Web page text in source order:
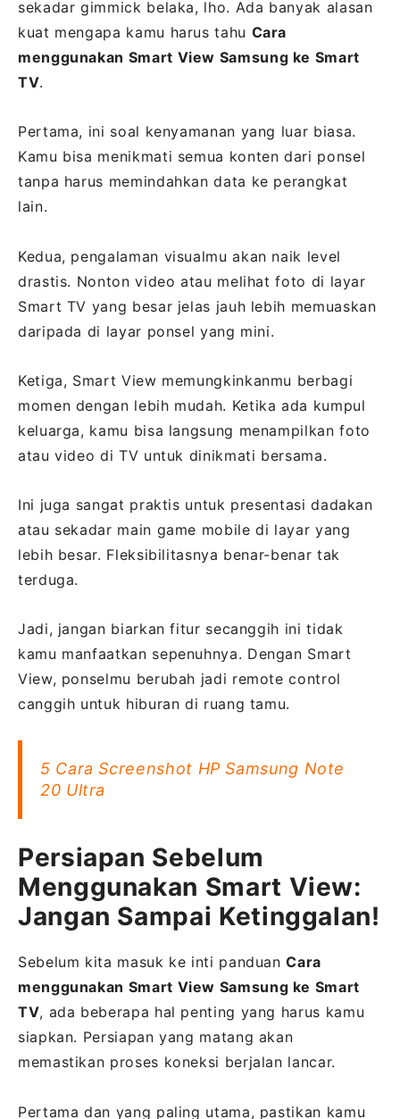
sekadar gimmick belaka, lho. Ada banyak alasan
kuat mengapa kamu harus tahu Cara
menggunakan Smart View Samsung ke Smart
TV.
Pertama, ini soal kenyamanan yang luar biasa.
Kamu bisa menikmati semua konten dari ponsel
tanpa harus memindahkan data ke perangkat
lain.
Kedua, pengalaman visualmu akan naik level
drastis. Nonton video atau melihat foto di layar
Smart TV yang besar jelas jauh lebih memuaskan
daripada di layar ponsel yang mini.
Ketiga, Smart View memungkinkanmu berbagi
momen dengan lebih mudah. Ketika ada kumpul
keluarga, kamu bisa langsung menampilkan foto
atau video di TV untuk dinikmati bersama.
Ini juga sangat praktis untuk presentasi dadakan
atau sekadar main game mobile di layar yang
lebih besar. Fleksibilitasnya benar-benar tak
terduga.
Jadi, jangan biarkan fitur secanggih ini tidak
kamu manfaatkan sepenuhnya. Dengan Smart
View, ponselmu berubah jadi remote control
canggih untuk hiburan di ruang tamu.
5 Cara Screenshot HP Samsung Note
20 Ultra
Persiapan Sebelum
Menggunakan Smart View:
Jangan Sampai Ketinggalan!
Sebelum kita masuk ke inti panduanCara
menggunakan Smart View Samsung ke Smart
TV, ada beberapa hal penting yang harus kamu
siapkan. Persiapan yang matang akan
memastikan proses koneksi berjalan lancar.
Pertama dan yang paling utama, pastikan kamu